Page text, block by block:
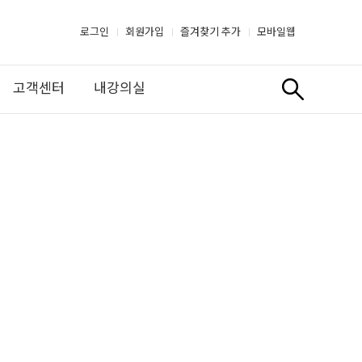
로그인 회원가입 즐겨찾기 추가 모바일웹
고객센터 내강의실